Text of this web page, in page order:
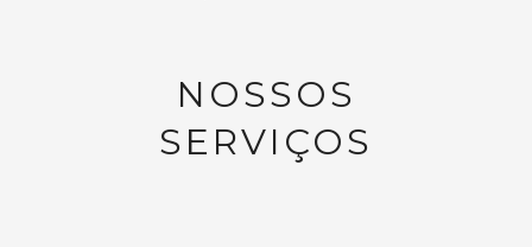
NOSSOS
SERVIÇOS